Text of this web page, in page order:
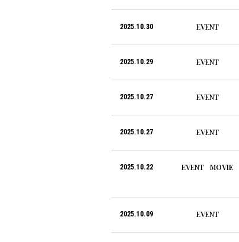
2025.10.30 EVENT
2025.10.29 EVENT
2025.10.27 EVENT
2025.10.27 EVENT
2025.10.22 EVENT MOVIE
2025.10.09 EVENT